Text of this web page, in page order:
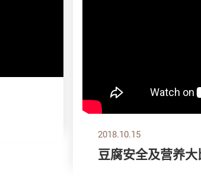
2018.10.15
豆腐安全及营养